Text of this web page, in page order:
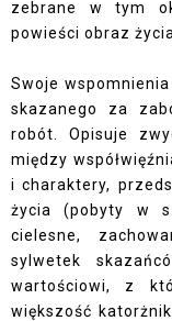
zebrane w tym
powieści obraz
Swoje
skazanego za
robót. Opisuje
między
i charaktery,
życia (pobyty w
cielesne,
sylwetek
wartościowi, z
większość